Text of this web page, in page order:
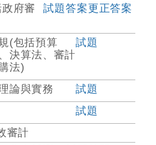
府審
試題答案更正答案
(包括預算
決算法、審計
法)
試題
論與實務
試題
試題
審計